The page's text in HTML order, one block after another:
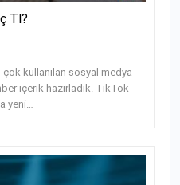
Tl?
çok kullanılan sosyal medya
içerik hazırladık. TikTok
yeni…